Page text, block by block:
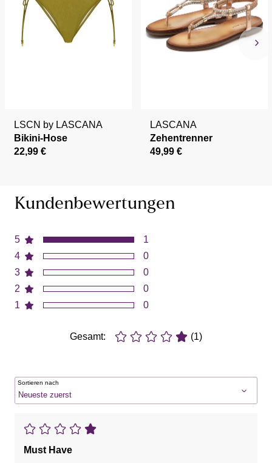
LSCN by LASCANA
Bikini-Hose
22,99 €
LASCANA
Zehentrenner
49,99 €
Kundenbewertungen
5
4
3
2
1
1
0
0
0
0
Gesamt: (1)
Sortieren nach
Must Have